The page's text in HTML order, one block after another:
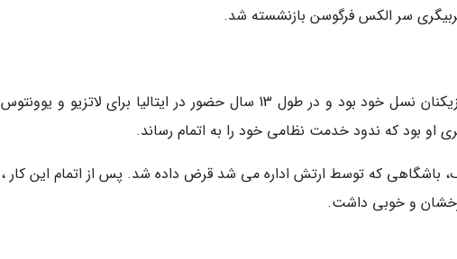
سر الکس فرگوسن بازنشسته شد.
برنده توپ طلا در سال 2003 یکی از بهترین بازیکنان نسل خود بود و در طول 13 سال حضور در ایتالیا برای لاتزیو و یوونتوس
او بود که ندود خدمت نظامی خود را به اتمام رساند.
پراگ، باشگاهی که توسط ارتش اداره می شد قرض داده شد. پس از اتمام این کار ،
درخشان و خوبی داشت.